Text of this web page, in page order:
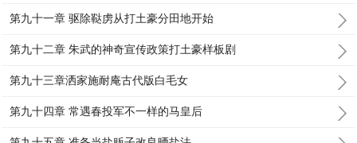
第九十一章 驱除鞑虏从打土豪分田地开始
第九十二章 朱武的神奇宣传政策打土豪样板剧
第九十三章洒家施耐庵古代版白毛女
第九十四章 常遇春投军不一样的马皇后